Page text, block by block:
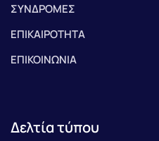
ΣΥΝΔΡΟΜΕΣ
ΕΠΙΚΑΙΡΟΤΗΤΑ
ΕΠΙΚΟΙΝΩΝΙΑ
Δελτία τύπου